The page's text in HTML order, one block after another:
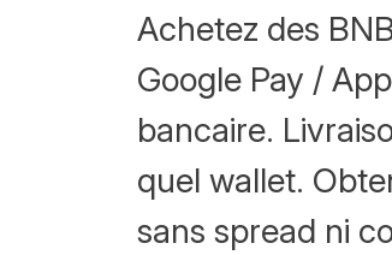
Achetez des
Google Pay /
bancaire.
quel wallet.
sans spread ni